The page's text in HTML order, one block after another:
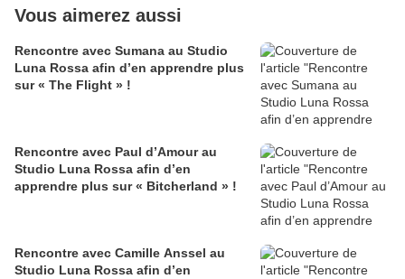
Vous aimerez aussi
Rencontre avec Sumana au Studio
Luna Rossa afin d’en apprendre plus
sur « The Flight » !
Rencontre avec Paul d’Amour au
Studio Luna Rossa afin d’en
apprendre plus sur « Bitcherland » !
Rencontre avec Camille Anssel au
Studio Luna Rossa afin d’en